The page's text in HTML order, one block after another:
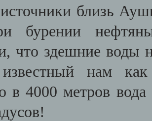
близь
бурении
что здешние воды
известный нам
в 4000 метров вода